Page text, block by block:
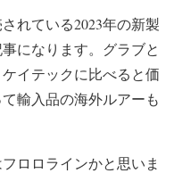
れている2023年の新製
になります。グラブと
イテックに比べると価
輸入品の海外ルアーも
ロロラインかと思いま